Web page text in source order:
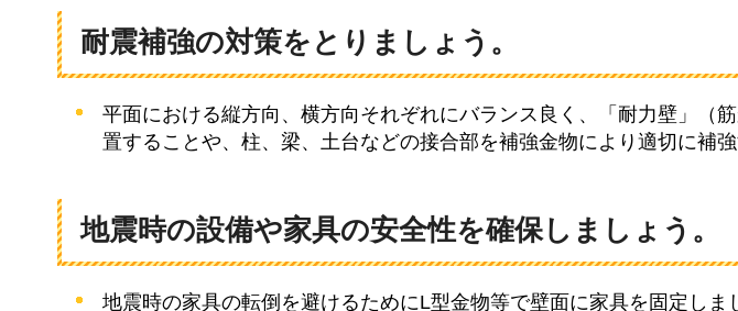
耐震補強の対策をとりましょう。
平面における縦方向、横方向それぞれにバランス良く、「耐力壁」（
置することや、柱、梁、土台などの接合部を補強金物により適切に補強
地震時の設備や家具の安全性を確保しましょう。
地震時の家具の転倒を避けるためにL型金物等で壁面に家具を固定しま